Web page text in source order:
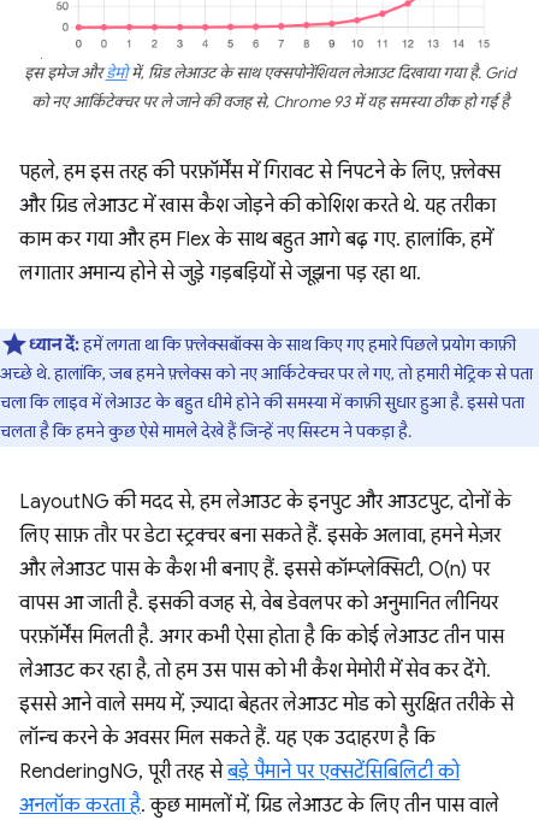
इस इमेज औरडेमोमें, ग्रिड लेआउट के साथ एक्सपोनेंशियल लेआउट दिखाया गया है. Grid
को नए आर्किटेक्चर पर ले जाने की वजह से, Chrome 93 में यह समस्या ठीक हो गई है
पहले, हम इस तरह की परफ़ॉर्मेंस में गिरावट से निपटने के लिए, फ़्लेक्स
और ग्रिड लेआउट में खास कैश जोड़ने की कोशिश करते थे. यह तरीका
काम कर गया और हम Flex के साथ बहुत आगे बढ़ गए. हालांकि, हमें
लगातार अमान्य होने से जुड़े गड़बड़ियों से जूझना पड़ रहा था.
ध्यान दें:हमें लगता था कि फ़्लेक्सबॉक्स के साथ किए गए हमारे पिछले प्रयोग काफ़ी
अच्छे थे. हालांकि, जब हमने फ़्लेक्स को नए आर्किटेक्चर पर ले गए, तो हमारी मेट्रिक से पता
चला कि लाइव में लेआउट के बहुत धीमे होने की समस्या में काफ़ी सुधार हुआ है. इससे पता
चलता है कि हमने कुछ ऐसे मामले देखे हैं जिन्हें नए सिस्टम ने पकड़ा है.
LayoutNG की मदद से, हम लेआउट के इनपुट और आउटपुट, दोनों के
लिए साफ़ तौर पर डेटा स्ट्रक्चर बना सकते हैं. इसके अलावा, हमने मेज़र
और लेआउट पास के कैश भी बनाए हैं. इससे कॉम्प्लेक्सिटी, O(n) पर
वापस आ जाती है. इसकी वजह से, वेब डेवलपर को अनुमानित लीनियर
परफ़ॉर्मेंस मिलती है. अगर कभी ऐसा होता है कि कोई लेआउट तीन पास
लेआउट कर रहा है, तो हम उस पास को भी कैश मेमोरी में सेव कर देंगे.
इससे आने वाले समय में, ज़्यादा बेहतर लेआउट मोड को सुरक्षित तरीके से
लॉन्च करने के अवसर मिल सकते हैं. यह एक उदाहरण है कि
RenderingNG, पूरी तरह सेबड़े पैमाने पर एक्सटेंसिबिलिटी को
अनलॉक करता है. कुछ मामलों में, ग्रिड लेआउट के लिए तीन पास वाले